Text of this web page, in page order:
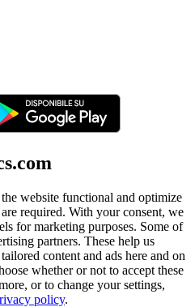
website functional and optimize
required. With your consent, we
for marketing purposes. Some of
partners. These help us
content and ads here and on
whether or not to accept these
or to change your settings,
policy.